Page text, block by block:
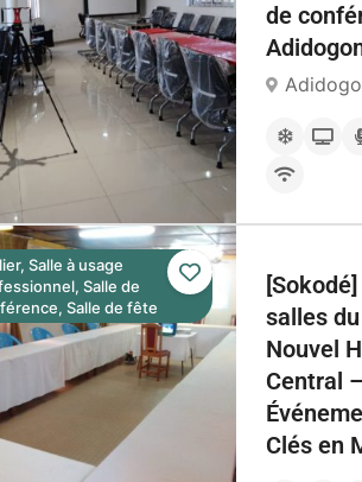
de
Salle à usage
Salle de
Salle de fête
salles du
Nouvel
Central
Clés en